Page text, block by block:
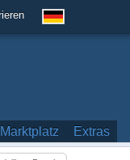
Marktplatz Extras